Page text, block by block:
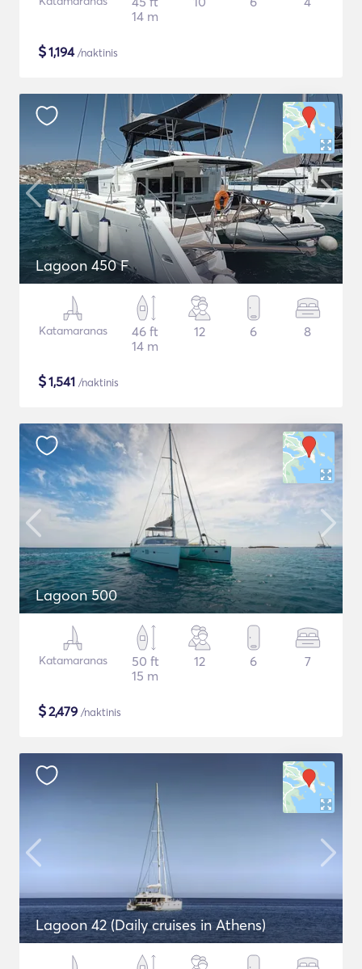
14 m
$1,194/naktinis
Lagoon 450 F
Katamaranas
46 ft
14 m
12 6 8
$1,541 /naktinis
Lagoon 500
Katamaranas
50 ft
15 m
12 6 7
$2,479 /naktinis
Lagoon 42 (Daily cruises in Athens)